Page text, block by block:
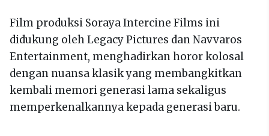
Film produksi Soraya Intercine Films ini
didukung oleh Legacy Pictures dan Navvaros
Entertainment, menghadirkan horor kolosal
dengan nuansa klasik yang membangkitkan
kembali memori generasi lama sekaligus
memperkenalkannya kepada generasi baru.